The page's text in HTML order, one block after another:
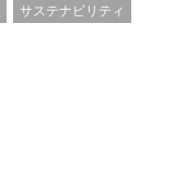
サステナビリティ